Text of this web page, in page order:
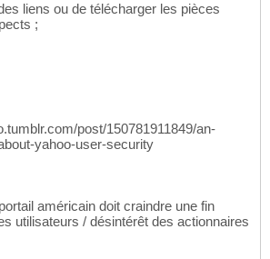
liens ou de télécharger les pièces
;
post/150781911849/an-
yahoo-user-security
américain doit craindre une fin
utilisateurs / désintérêt des actionnaires